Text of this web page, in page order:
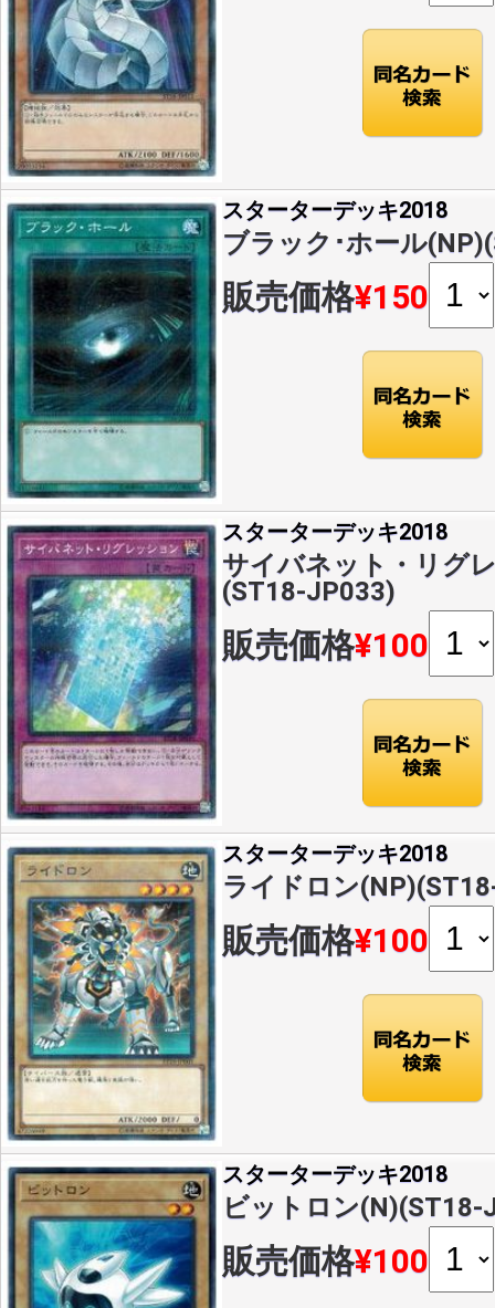
スターターデッキ2018
ブラック･ホール
販売価格¥150
スターターデッキ2018
サイバネット・リグ
(ST18-JP033)
販売価格¥100
スターターデッキ2018
ライドロン
販売価格¥100
スターターデッキ2018
ビットロン(N)(ST18-
販売価格¥100